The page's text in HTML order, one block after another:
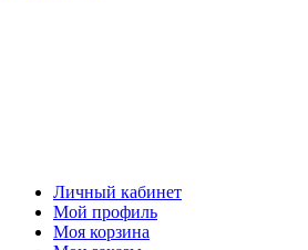
Личный кабинет
Мой профиль
Моя корзина